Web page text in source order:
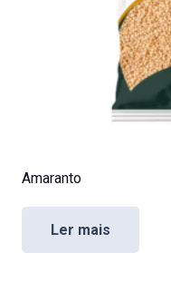
Amaranto
Ler mais